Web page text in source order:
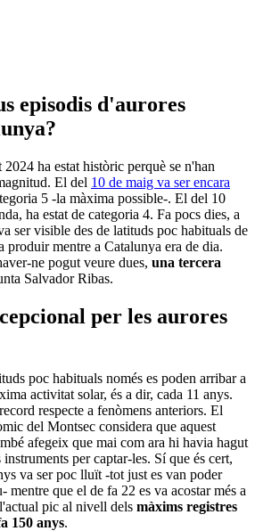
episodis d'aurores
2024 ha estat històric perquè se n'han
El del 10 de maig va ser encara
5 -la màxima possible-. El del 10
ha estat de categoria 4. Fa pocs dies, a
ser visible des de latituds poc habituals de
produir mentre a Catalunya era de dia.
ne pogut veure dues, una tercera
Salvador Ribas.
per les aurores
poc habituals només es poden arribar a
activitat solar, és a dir, cada 11 anys.
respecte a fenòmens anteriors. El
del Montsec considera que aquest
afegeix que mai com ara hi havia hagut
per captar-les. Sí que és cert,
va ser poc lluït -tot just es van poder
mentre que el de fa 22 es va acostar més a
pic al nivell dels màxims registres
150 anys.